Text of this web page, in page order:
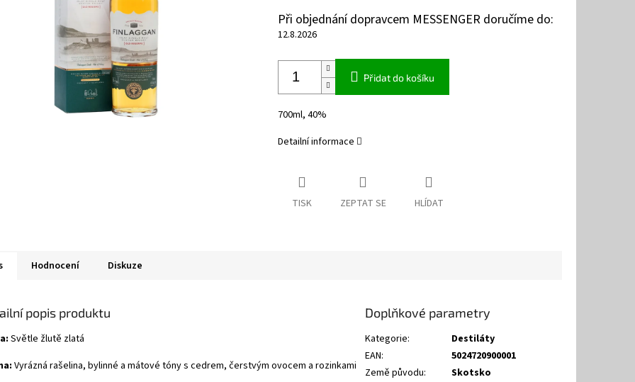
Při objednání dopravcem MESSENGER doručíme do:
12.8.2026
Přidat do košíku
700ml, 40%
Detailní informace
TISK ZEPTAT SE HLÍDAT
Hodnocení Diskuze
popis produktu
Světle žlutě zlatá
Vyrázná rašelina, bylinné a mátové tóny s cedrem, čerstvým ovocem a rozinkami
Doplňkové parametry
Kategorie:
Destiláty
EAN:
5024720900001
Země původu:
Skotsko